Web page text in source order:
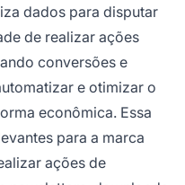
dados para disputar
de realizar ações
conversões e
e otimizar o
econômica. Essa
para a marca
ações de